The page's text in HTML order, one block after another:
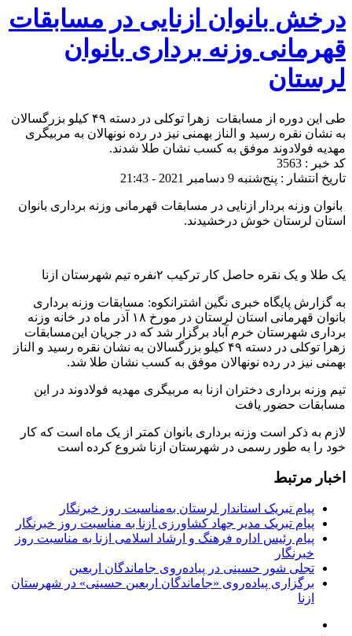
درخش بانوان ازنایی در مسابقات
قهرمانی وزنه برداری بانوان
لرستان
طی این‌ دوره از مسابقات زهرا توکلی در دسته ۴۹ کیلو بزرگسالان
به نشان نقره رسید و الناز بهمنی نیز در رده نونهالان به مربیگری
مهدیه فولادوند موفق به کسب نشان طلا شدند.
کد خبر : 3563
تاریخ انتشار : پنج‌شنبه 9 دسامبر 2021 - 21:43
بانوان وزنه بردار ازنایی در مسابقات قهرمانی وزنه برداری بانوان
استان لرستان خوش درخشیدند.
یک طلا و یک نقره حاصل کار ترکیب ۲نفره تیم شهرستان ازنا
به گزارش پایگاه خبری نگین اشترانکوه: مسابقات وزنه برداری
بانوان قهرمانی استان لرستان در مورخ ۱۸ آذر ماه در خانه وزنه
برداری شهرستان خرم آباد برگزار شد که در جریان این‌مسابقات
زهرا توکلی در دسته ۴۹ کیلو بزرگسالان به نشان نقره رسید و الناز
بهمنی نیز در رده نونهالان موفق به کسب نشان طلا شد.
تیم وزنه برداری دختران ازنا به مربیگری مهدیه فولادوند در این
مسابقات حضور یافت
لازم به ذکر است وزنه برداری بانوان کمتر از یک ماه است که کار
خود را به طور رسمی در شهرستان ازنا شروع کرده است
اخبار مرتبط
پیام تبریک استاندار لرستان به‌مناسبت روز خبرنگار
پیام تبریک مدیر جهاد کشاورزی ازنا به مناسبت روز خبرنگار
پیام رئیس اداره فرهنگ و ارشاد اسلامی ازنا به مناسبت روز
خبرنگار
تجلی شور حسینی در پیاده‌روی جاماندگان اربعین
برگزاری پیاده‌روی «جاماندگان اربعین حسینی» در شهرستان
ازنا